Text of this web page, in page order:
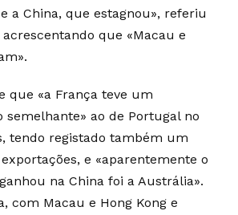
a China, que estagnou», referiu
que «Macau e
que «a França teve um
ao de Portugal no
tendo registado também um
e «aparentemente o
na China foi a Austrália».
com Macau e Hong Kong e